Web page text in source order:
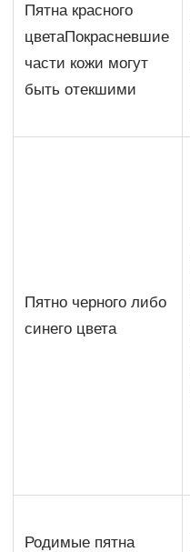
Пятна красного
цветаПокрасневшие
части кожи могут
быть отекшими
Пятно черного либо
синего цвета
Родимые пятна